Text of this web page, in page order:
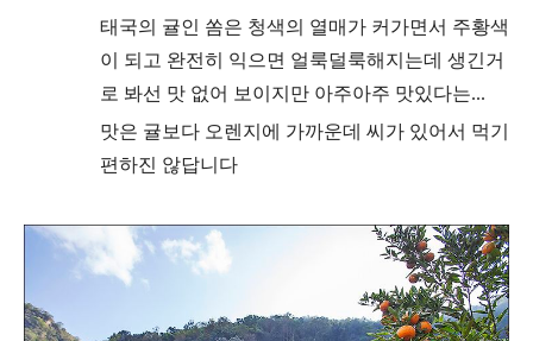
태국의 귤인 쏨은 청색의 열매가 커가면서 주황색
이 되고 완전히 익으면 얼룩덜룩해지는데 생긴거
로 봐선 맛 없어 보이지만 아주아주 맛있다는...
맛은 귤보다 오렌지에 가까운데 씨가 있어서 먹기
편하진 않답니다